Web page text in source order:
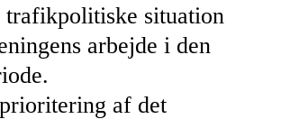
trafikpolitiske situation
arbejde i den
af det